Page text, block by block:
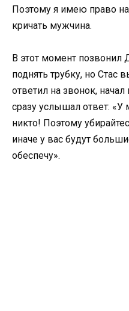
Поэтому я имею право
кричать мужчина.
В этот момент позвонил
поднять трубку, но Стас
ответил на звонок,
сразу услышал ответ: «У
никто! Поэтому
иначе у вас будут
обеспечу».